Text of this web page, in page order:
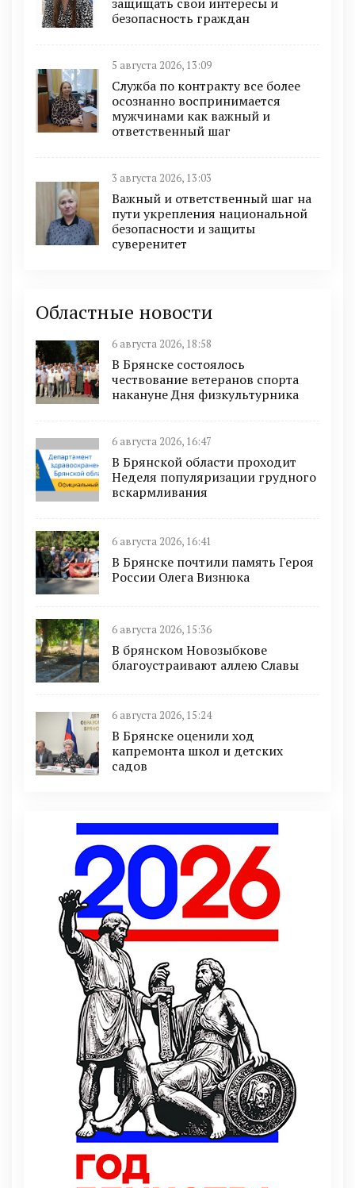
безопасность граждан
5 августа 2026, 13:09
Служба по контракту все более
осознанно воспринимается
мужчинами как важный и
ответственный шаг
3 августа 2026, 13:03
Важный и ответственный шаг на
пути укрепления национальной
безопасности и защиты
суверенитет
Областные новости
6 августа 2026, 18:58
В Брянске состоялось
чествование ветеранов спорта
накануне Дня физкультурника
6 августа 2026, 16:47
В Брянской области проходит
Неделя популяризации грудного
вскармливания
6 августа 2026, 16:41
В Брянске почтили память Героя
России Олега Визнюка
6 августа 2026, 15:36
В брянском Новозыбкове
благоустраивают аллею Славы
6 августа 2026, 15:24
В Брянске оценили ход
капремонта школ и детских
садов